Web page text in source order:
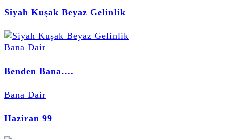
Siyah Kuşak Beyaz Gelinlik
Bana Dair
Benden Bana….
Bana Dair
Haziran 99